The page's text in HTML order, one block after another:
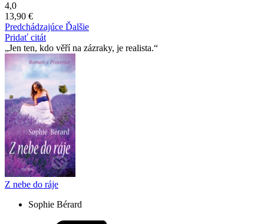
4,0
13,90 €
Predchádzajúce Ďalšie
Pridať citát
Jen ten, kdo věří na zázraky, je realista.
Z nebe do ráje
Sophie Bérard